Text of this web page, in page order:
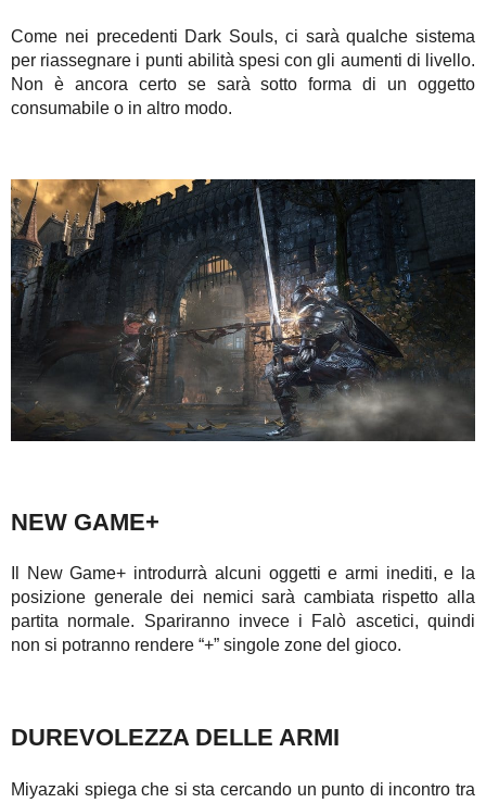
Come nei precedenti Dark Souls, ci sarà qualche sistema
per riassegnare i punti abilità spesi con gli aumenti di livello.
Non è ancora certo se sarà sotto forma di un oggetto
consumabile o in altro modo.
NEW GAME+
Il New Game+ introdurrà alcuni oggetti e armi inediti, e la
posizione generale dei nemici sarà cambiata rispetto alla
partita normale. Spariranno invece i Falò ascetici, quindi
non si potranno rendere “+” singole zone del gioco.
DUREVOLEZZA DELLE ARMI
Miyazaki spiega che si sta cercando un punto di incontro tra